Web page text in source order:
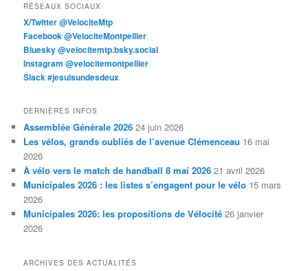
RÉSEAUX SOCIAUX
X/Twitter @VelociteMtp
Facebook @VelociteMontpellier
Bluesky @velocitemtp.bsky.social
Instagram @velocitemontpellier
Slack #jesuisundesdeux
DERNIÈRES INFOS
Assemblée Générale 2026 24 juin 2026
Les vélos, grands oubliés de l’avenue Clémenceau 16 mai
2026
À vélo vers le match de handball 8 mai 2026 21 avril 2026
Municipales 2026 : les listes s’engagent pour le vélo 15 mars
2026
Municipales 2026: les propositions de Vélocité 26 janvier
2026
ARCHIVES DES ACTUALITÉS